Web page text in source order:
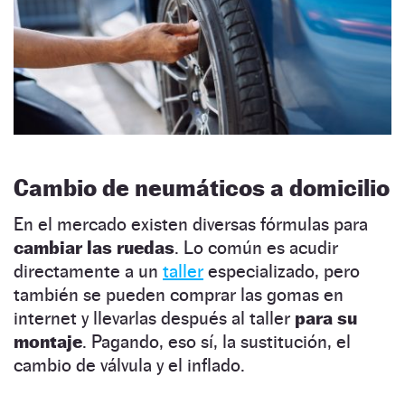
Cambio de neumáticos a domicilio
En el mercado existen diversas fórmulas para
cambiar las ruedas. Lo común es acudir
directamente a un taller especializado, pero
también se pueden comprar las gomas en
internet y llevarlas después al taller para su
montaje. Pagando, eso sí, la sustitución, el
cambio de válvula y el inflado.